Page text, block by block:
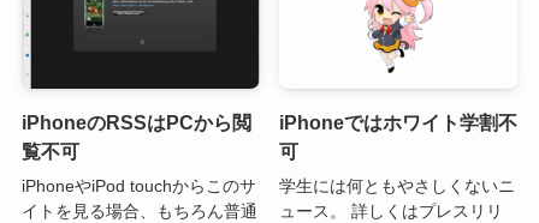
iPhoneのRSSはPCから閲
覧不可
iPhoneやiPod touchからこのサ
イトを見る場合、もちろん普通
iPhoneではホワイト学割不
可
学生には何ともやさしくないニ
ュース。 詳しくはプレスリリ